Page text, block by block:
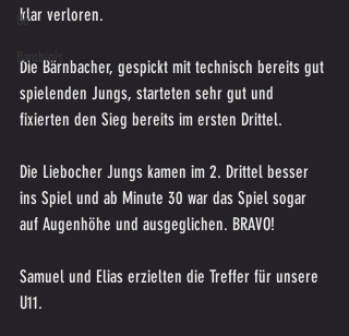
U6
Bambinis
klar verloren.
Die Bärnbacher, gespickt mit technisch bereits gut
spielenden Jungs, starteten sehr gut und
fixierten den Sieg bereits im ersten Drittel.
Die Liebocher Jungs kamen im 2. Drittel besser
ins Spiel und ab Minute 30 war das Spiel sogar
auf Augenhöhe und ausgeglichen. BRAVO!
Samuel und Elias erzielten die Treffer für unsere
U11.